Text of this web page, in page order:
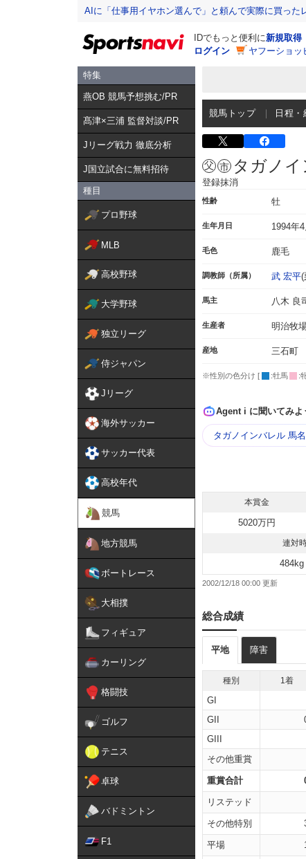
AIに「仕事用イヤホン選んで」と頼んで実際に買った
IDでもっと便利に新規取得
ログイン
ヤフーショッ
特集
燕OB 競馬予想挑む/PR
髙津×三浦 監督対談/PR
Jリーグ戦力 徹底分析
J国立試合に無料招待
種目
プロ野球
MLB
高校野球
大学野球
独立リーグ
侍ジャパン
Jリーグ
海外サッカー
サッカー代表
高校年代
競馬
地方競馬
ボートレース
大相撲
フィギュア
カーリング
格闘技
ゴルフ
テニス
卓球
バドミントン
F1
競馬トップ 日程・
タガノ
登録抹消
性齢 牡
生年月日 1994年
毛色 鹿毛
調教師（所属） 武 宏平(
馬主 八木 良
生産者 明治牧
産地 三石町
※性別の色分け [ :牡馬 :
Agent i に聞いてみよ
タガノインバレル 馬
本賞金
5020万円
連対
2002/12/18 00:00
総合成績
平地 障害
種別 1着
GI
GII
GIII
その他重賞
重賞合計
リステッド
その他特別
平場